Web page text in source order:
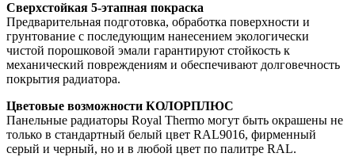
Сверхстойкая 5-этапная покраска
Предварительная подготовка, обработка поверхности и
грунтование с последующим нанесением экологически
чистой порошковой эмали гарантируют стойкость к
механический повреждениям и обеспечивают долговечность
покрытия радиатора.
Цветовые возможности КОЛОРПЛЮС
Панельные радиаторы Royal Thermo могут быть окрашены не
только в стандартный белый цвет RAL9016, фирменный
серый и черный, но и в любой цвет по палитре RAL.